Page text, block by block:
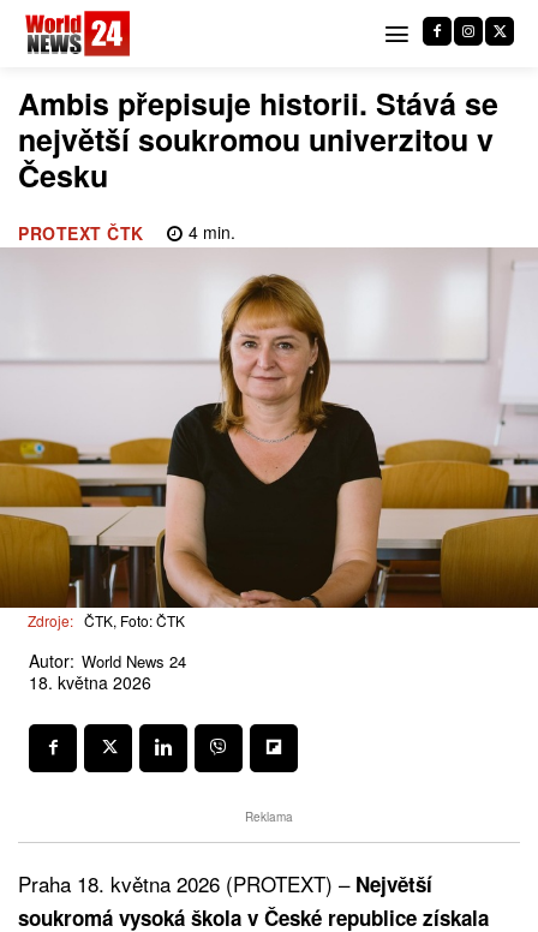
Ambis přepisuje historii. Stává se
největší soukromou univerzitou v
Česku
PROTEXT ČTK 4min.
Zdroje: ČTK, Foto: ČTK
Autor: World News 24
18. května 2026
Reklama
Praha 18. května 2026 (PROTEXT) – Největší
soukromá vysoká škola v České republice získala